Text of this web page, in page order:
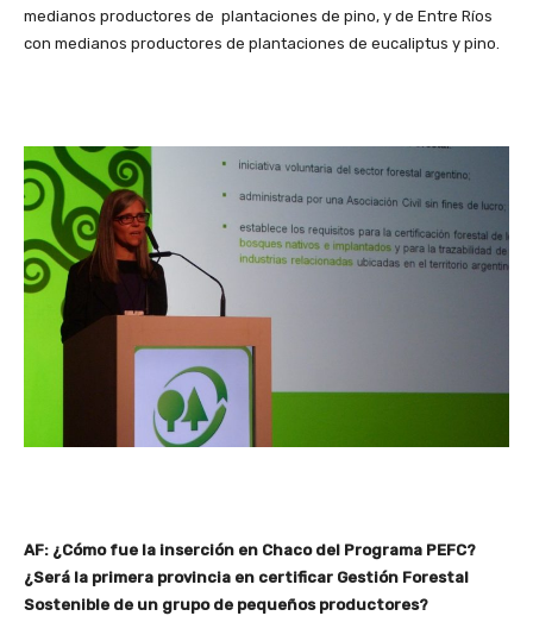
medianos productores de plantaciones de pino, y de Entre Ríos
con medianos productores de plantaciones de eucaliptus y pino.
AF: ¿Cómo fue la inserción en Chaco del Programa PEFC?
¿Será la primera provincia en certificar Gestión Forestal
Sostenible de un grupo de pequeños productores?